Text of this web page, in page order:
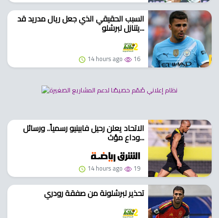
السبب الحقيقي الذي جعل ريال مدريد قد
يتنازل لبرشلو...
14 hours ago 16
الاتحاد يعلن رحيل فابينيو رسمياً.. ورسائل
وداع مؤث...
14 hours ago 19
تحذير لبرشلونة من صفقة رودري